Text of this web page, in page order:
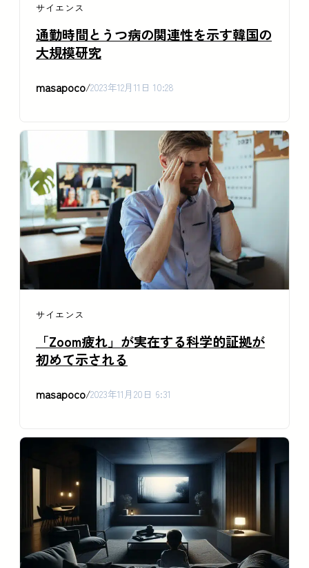
サイエンス
通勤時間とうつ病の関連性を示す韓国の
大規模研究
masapoco/2023年12月11日 10:28
サイエンス
「Zoom疲れ」が実在する科学的証拠が
初めて示される
masapoco/2023年11月20日 6:31